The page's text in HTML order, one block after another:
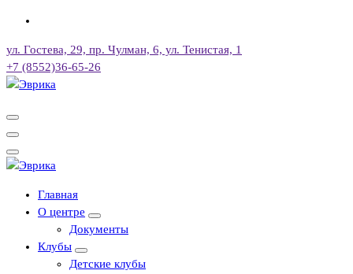
Перейти
содержимому
ул. Гостева, 29, пр. Чулман, 6, ул. Тенистая, 1
+7 (8552)36-65-26
Городской культурный центр, г. Набережные Челны
Городской культурный центр, г. Набережные Челны
Главная
О центре
Документы
Клубы
Детские клубы